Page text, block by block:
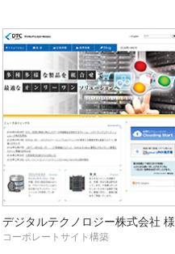
デジタルテクノロジー株式会社 様
コーポレートサイト構築